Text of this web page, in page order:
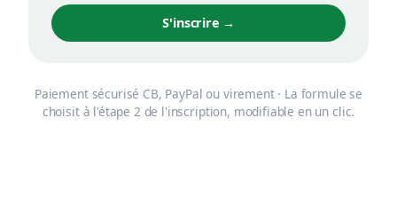
S'inscrire →
Paiement sécurisé CB, PayPal ou virement · La formule se
choisit à l'étape 2 de l'inscription, modifiable en un clic.